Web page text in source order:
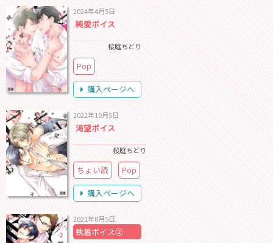
2024年4月5日
純愛ボイス
桜庭ちどり
Pop
購入ページへ
2022年10月5日
渇望ボイス
桜庭ちどり
ちょい読
Pop
購入ページへ
2021年8月5日
執着ボイス②